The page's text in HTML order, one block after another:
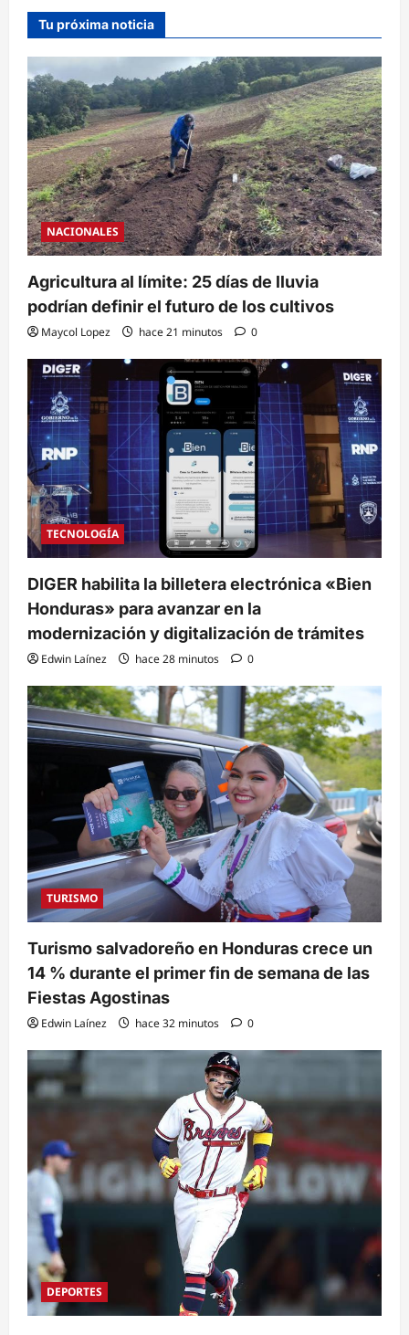
Tu próxima noticia
NACIONALES
Agricultura al límite: 25 días de lluvia
podrían definir el futuro de los cultivos
Maycol Lopez hace 21 minutos 0
TECNOLOGÍA
DIGER habilita la billetera electrónica «Bien
Honduras» para avanzar en la
modernización y digitalización de trámites
Edwin Laínez hace 28 minutos 0
TURISMO
Turismo salvadoreño en Honduras crece un
14 % durante el primer fin de semana de las
Fiestas Agostinas
Edwin Laínez hace 32 minutos 0
DEPORTES